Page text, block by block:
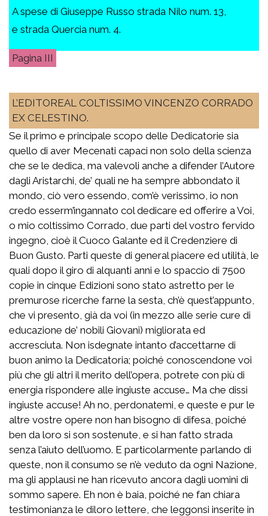
A spese di Giuseppe Russo strada Nilo num. 13,
e strada Quercia num. 4.
III
L’EDITOREAL COLTISSIMO VINCENZO CORRADO
EX CELESTINO.
Se il primo e principale scopo delle Dedicatorie sia
quello di aver Mecenati capaci non solo della scienza
che se le dedica, ma valevoli anche a difender l’Autore
dagli Aristarchi, de’ quali ne ha sempre abbondato il
mondo, ciò vero essendo, com’è verissimo, io non
credo esserm’ingannato col dedicare ed offerire a Voi,
o mio coltissimo Corrado, due parti del vostro fervido
ingegno, cioè il Cuoco Galante ed il Credenziere di
Buon Gusto. Parti queste di general piacere ed utilità, le
quali dopo il giro di alquanti anni e lo spaccio di 7500
copie in cinque Edizioni sono stato astretto per le
premurose ricerche farne la sesta, ch’è quest’appunto,
che vi presento, già da voi (in mezzo alle serie cure di
educazione de’ nobili Giovani) migliorata ed
accresciuta. Non isdegnate intanto d’accettarne di
buon animo la Dedicatoria; poiché conoscendone voi
più che gli altri il merito dell’opera, potrete con più di
energia rispondere alle ingiuste accuse… Ma che dissi
ingiuste accuse! Ah no, perdonatemi, e queste e pur le
altre vostre opere non han bisogno di difesa, poiché
ben da loro si son sostenute, e si han fatto strada
senza l’aiuto dell’uomo. E particolarmente parlando di
queste, non il consumo se n’è veduto da ogni Nazione,
ma gli applausi ne han ricevuto ancora dagli uomini di
sommo sapere. Eh non è baia, poiché ne fan chiara
testimonianza le diloro lettere, che leggonsi inserite in